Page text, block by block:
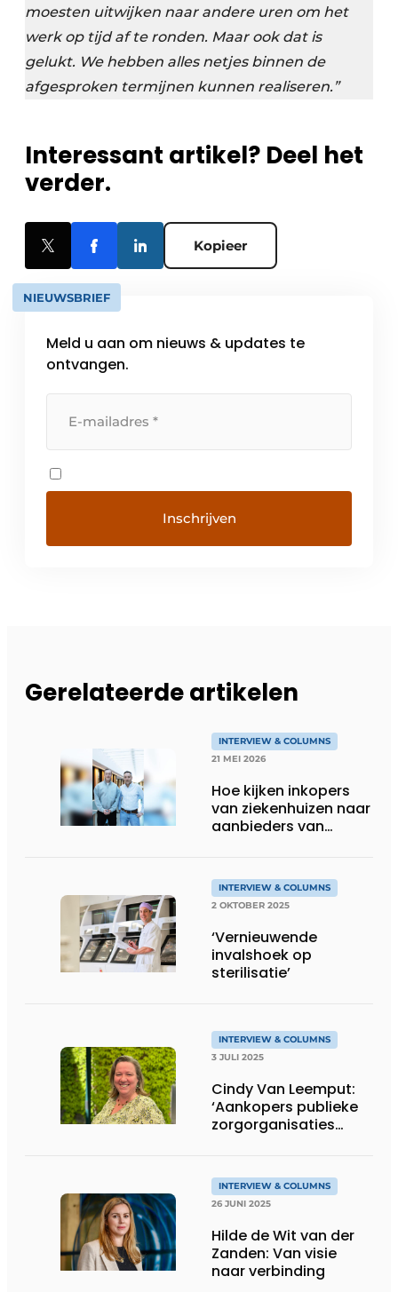
moesten uitwijken naar andere uren om het
werk op tijd af te ronden. Maar ook dat is
gelukt. We hebben alles netjes binnen de
afgesproken termijnen kunnen realiseren.”
Interessant artikel? Deel het
verder.
Kopieer
NIEUWSBRIEF
Meld u aan om nieuws & updates te
ontvangen.
Gerelateerde artikelen
INTERVIEW & COLUMNS
21 MEI 2026
Hoe kijken inkopers
van ziekenhuizen naar
aanbieders van
INTERVIEW & COLUMNS
2 OKTOBER 2025
‘Vernieuwende
invalshoek op
sterilisatie’
INTERVIEW & COLUMNS
3 JULI 2025
Cindy Van Leemput:
‘Aankopers publieke
zorgorganisaties
INTERVIEW & COLUMNS
26 JUNI 2025
Hilde de Wit van der
Zanden: Van visie
naar verbinding